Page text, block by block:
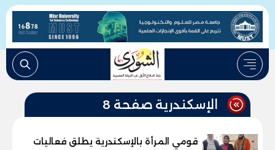
الإسكندرية صفحة 8
قومي المرأة بالإسكندرية يطلق فعاليات